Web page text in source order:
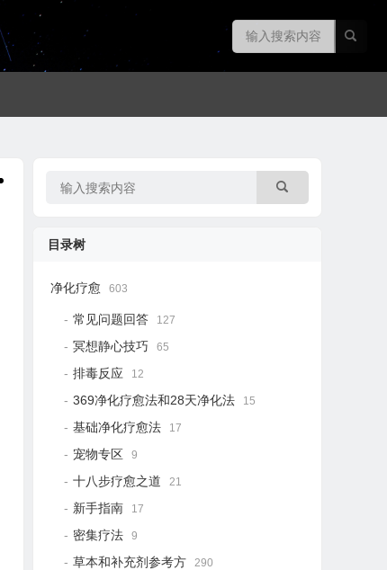
目录树
净化疗愈 603
常见问题回答 127
冥想静心技巧 65
排毒反应 12
369净化疗愈法和28天净化法 15
基础净化疗愈法 17
宠物专区 9
十八步疗愈之道 21
新手指南 17
密集疗法 9
草本和补充剂参考方 290